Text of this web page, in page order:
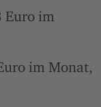
Euro im
im Monat,